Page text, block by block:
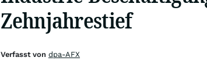
Zehnjahrestief
Verfasst von dpa-AFX